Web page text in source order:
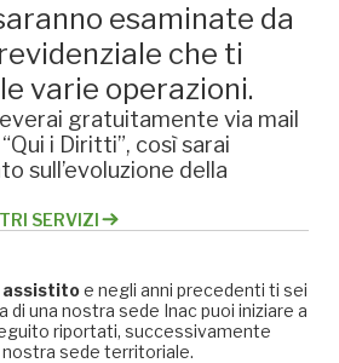
esaminate da
che ti
varie operazioni.
gratuitamente via mail
i Diritti”, così sarai
sull’evoluzione della
SERVIZI
assistitoe negli anni precedenti ti sei
di una nostra sede Inac puoi iniziare a
riportati, successivamente
sede territoriale.